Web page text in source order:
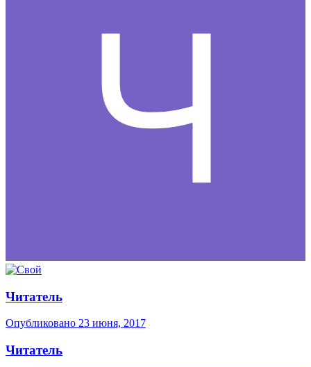
Читатель
Опубликовано 23 июня, 2017
Читатель